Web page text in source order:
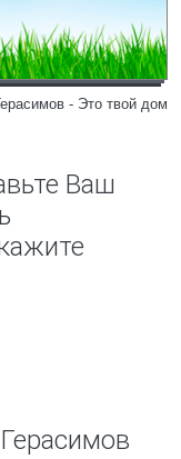
- Это твой дом
Ваш